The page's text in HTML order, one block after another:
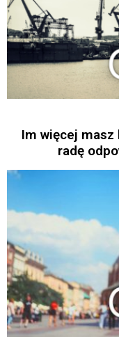
Im więcej
radę